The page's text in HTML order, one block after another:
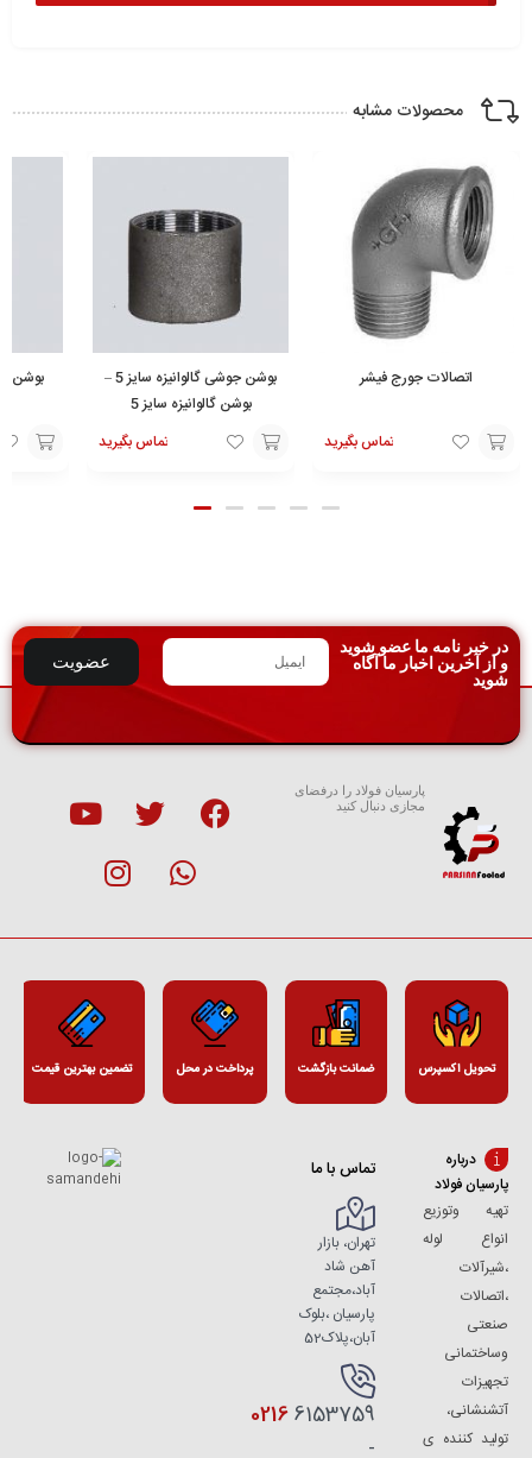
محصولات مشابه
اتصالات جورج فیشر
تماس بگیرید
بوشن جوشی گالوانیزه سایز 5 –
بوشن گالوانیزه سایز 5
تماس بگیرید
به
بوشن
عضویت
در خبر نامه ما عضو شوید
و از آخرین اخبار ما آگاه
شوید
پارسیان فولاد را درفضای
مجازی دنبال کنید
تحویل اکسپرس ضمانت بازگشت پرداخت در محل تضمین بهترین قیمت
درباره
پارسیان فولاد
تهیه وتوزیع
انواع لوله
،شیرآلات
،اتصالات
صنعتی
وساختمانی
تجهیزات
آتشنشانی،
تولید کننده ی
تماس با ما
تهران، بازار
آهن شاد
آباد،مجتمع
پارسیان ،بلوک
آبان،پلاک52
02166153759
-